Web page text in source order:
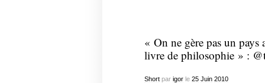
« On ne gère pas un pays
livre de philosophie » :
Shortpar igorle 25 Juin 2010